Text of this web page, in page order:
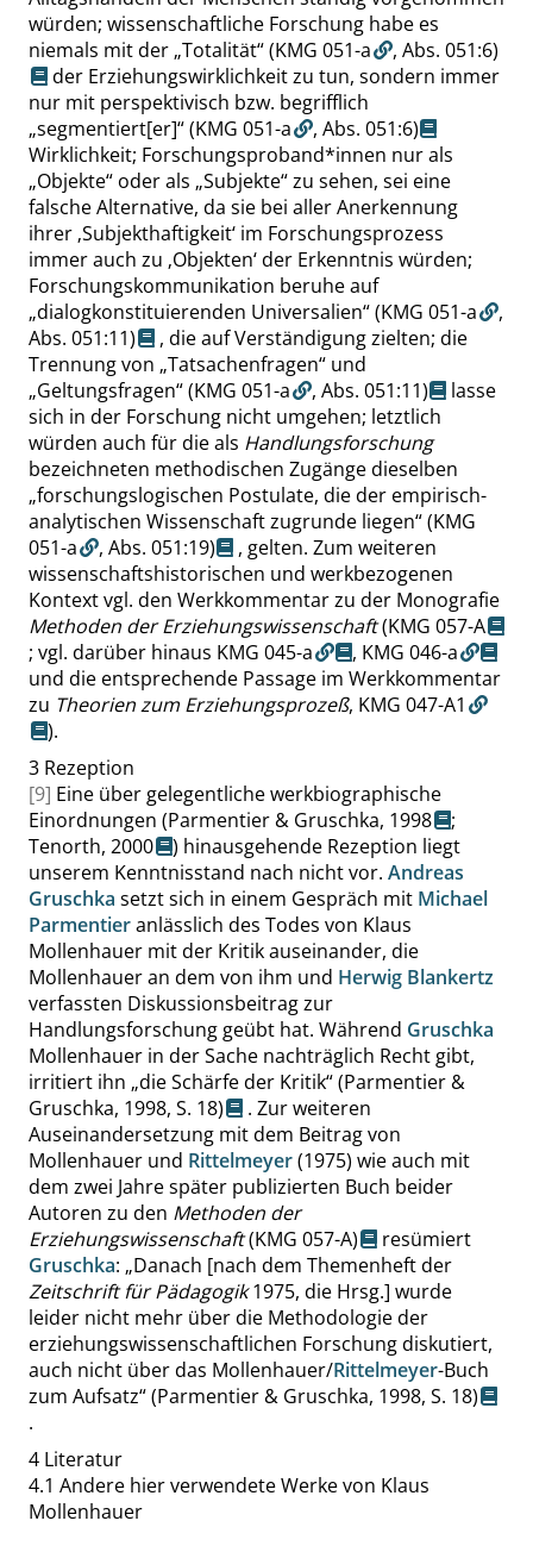
würden; wissenschaftliche Forschung habe es
niemals mit der „Totalität“(KMG 051-a , Abs. 051:6)
der Erziehungswirklichkeit zu tun, sondern immer
nur mit perspektivisch bzw. begrifflich
„segmentiert[er]“(KMG 051-a , Abs. 051:6)
Wirklichkeit; Forschungsproband*innen nur als
„Objekte“ oder als „Subjekte“zu sehen, sei eine
falsche Alternative, da sie bei aller Anerkennung
ihrer ‚Subjekthaftigkeit‘ im Forschungsprozess
immer auch zu ‚Objekten‘der Erkenntnis würden;
Forschungskommunikation beruhe auf
„dialogkonstituierenden Universalien“(KMG 051-a
,
Abs. 051:11)
, die auf Verständigung zielten; die
Trennung von „Tatsachenfragen“ und
„Geltungsfragen“(KMG 051-a , Abs. 051:11)
lasse
sich in der Forschung nicht umgehen; letztlich
würden auch für die als Handlungsforschung
bezeichneten methodischen Zugänge dieselben
„forschungslogischen Postulate, die der empirisch-
analytischen Wissenschaft zugrunde liegen“(KMG
051-a
, Abs. 051:19)
, gelten. Zum weiteren
wissenschaftshistorischen und werkbezogenen
Kontext vgl. den Werkkommentar zu der Monografie
Methoden der Erziehungswissenschaft(KMG 057-A
; vgl. darüber hinaus KMG 045-a , KMG 046-a
und die entsprechende Passage im Werkkommentar
zu Theorien zum Erziehungsprozeß, KMG 047-A1
).
3 Rezeption
[9] Eine über gelegentliche werkbiographische
Einordnungen (Parmentier & Gruschka, 1998
;
Tenorth, 2000
) hinausgehende Rezeption liegt
unserem Kenntnisstand nach nicht vor. Andreas
Gruschka setzt sich in einem Gespräch mit Michael
Parmentieranlässlich des Todes von Klaus
Mollenhauer mit der Kritik auseinander, die
Mollenhauer an dem von ihm und Herwig Blankertz
verfassten Diskussionsbeitrag zur
Handlungsforschung geübt hat. Während Gruschka
Mollenhauer in der Sache nachträglich Recht gibt,
irritiert ihn „die Schärfe der Kritik“(Parmentier &
Gruschka, 1998, S. 18)
. Zur weiteren
Auseinandersetzung mit dem Beitrag von
Mollenhauer und Rittelmeyer(1975) wie auch mit
dem zwei Jahre später publizierten Buch beider
Autoren zu den Methoden der
Erziehungswissenschaft(KMG 057-A)
resümiert
Gruschka: „Danach [nach dem Themenheft der
Zeitschrift für Pädagogik1975, die Hrsg.] wurde
leider nicht mehr über die Methodologie der
erziehungswissenschaftlichen Forschung diskutiert,
auch nicht über das Mollenhauer/Rittelmeyer-Buch
zum Aufsatz“(Parmentier & Gruschka, 1998, S. 18)
.
4 Literatur
4.1 Andere hier verwendete Werke von Klaus
Mollenhauer